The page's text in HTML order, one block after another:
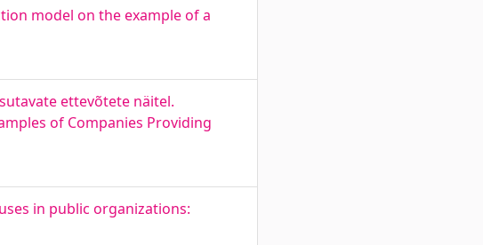
model on the example of a
ettevõtete näitel.
of Companies Providing
in public organizations: